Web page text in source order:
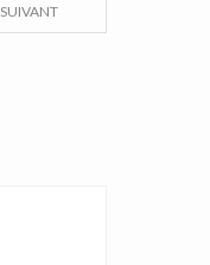
SUIVANT